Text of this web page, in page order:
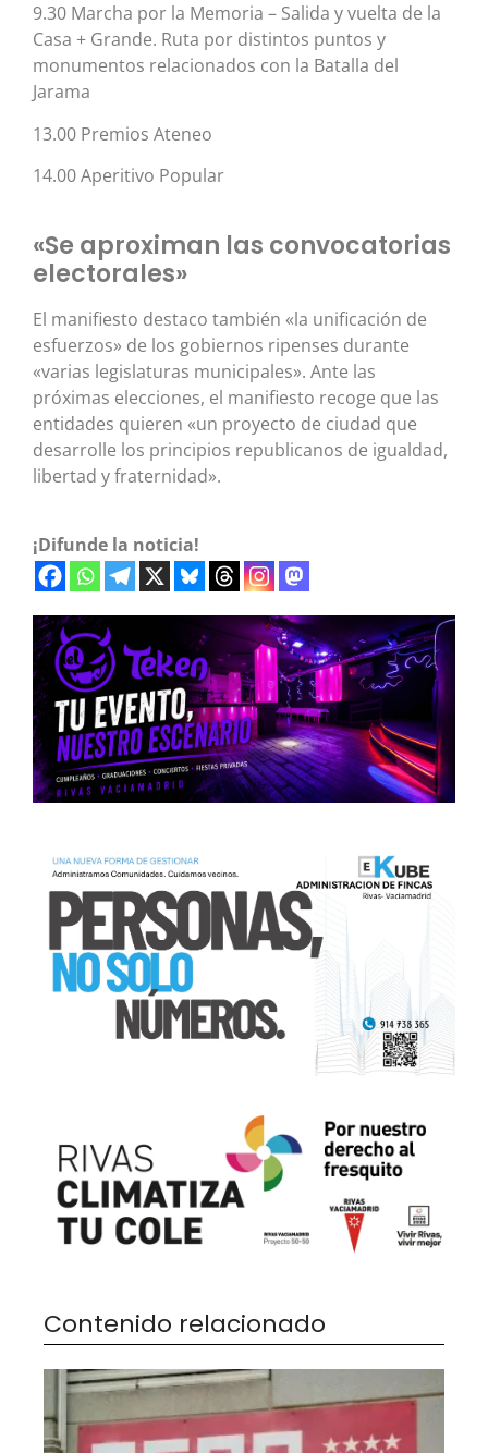
9.30 Marcha por la Memoria – Salida y vuelta de la
Casa + Grande. Ruta por distintos puntos y
monumentos relacionados con la Batalla del
Jarama
13.00 Premios Ateneo
14.00 Aperitivo Popular
«Se aproximan las convocatorias
electorales»
El manifiesto destaco también «la unificación de
esfuerzos» de los gobiernos ripenses durante
«varias legislaturas municipales». Ante las
próximas elecciones, el manifiesto recoge que las
entidades quieren «un proyecto de ciudad que
desarrolle los principios republicanos de igualdad,
libertad y fraternidad».
¡Difunde la noticia!
Contenido relacionado